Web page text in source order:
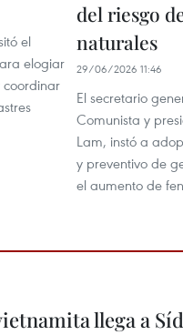
el
elogiar
coordinar
del riesgo
naturales
29/06/2026 11:46
El secretario
Comunista y
Lam, instó a
y preventivo de
el aumento de
llega a